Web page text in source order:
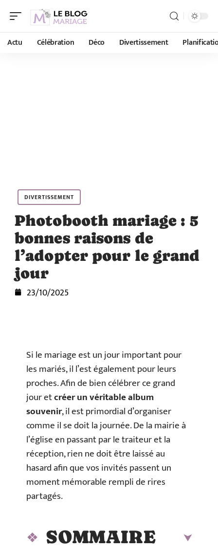
Actu Célébration Déco Divertissement
DIVERTISSEMENT
Photobooth mariage : 5
bonnes raisons de
l’adopter pour le grand
jour
23/10/2025
Si le mariage est un jour important pour
les mariés, il l’est également pour leurs
proches. Afin de bien célébrer ce grand
jour etcréer un véritable album
souvenir, il est primordial d’organiser
comme il se doit la journée. De la mairie à
l’église en passant par le traiteur et la
réception, rien ne doit être laissé au
hasard afin que vos invités passent un
moment mémorable rempli de rires
partagés.
SOMMAIRE